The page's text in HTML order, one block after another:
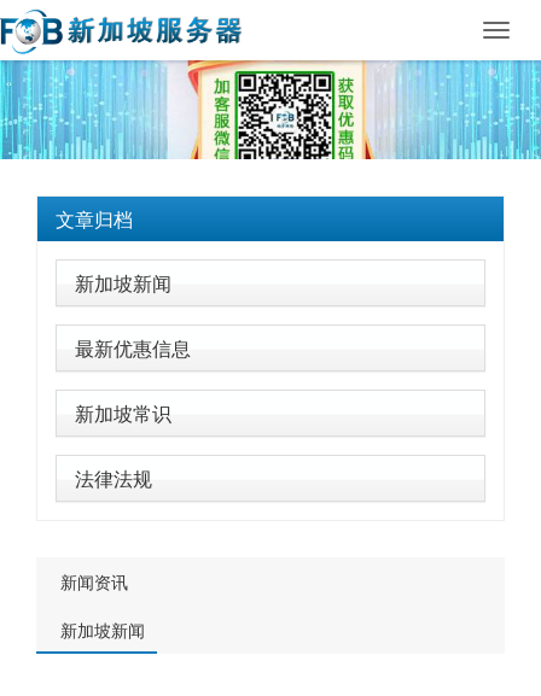
文章归档
新加坡新闻
最新优惠信息
新加坡常识
法律法规
新闻资讯
新加坡新闻